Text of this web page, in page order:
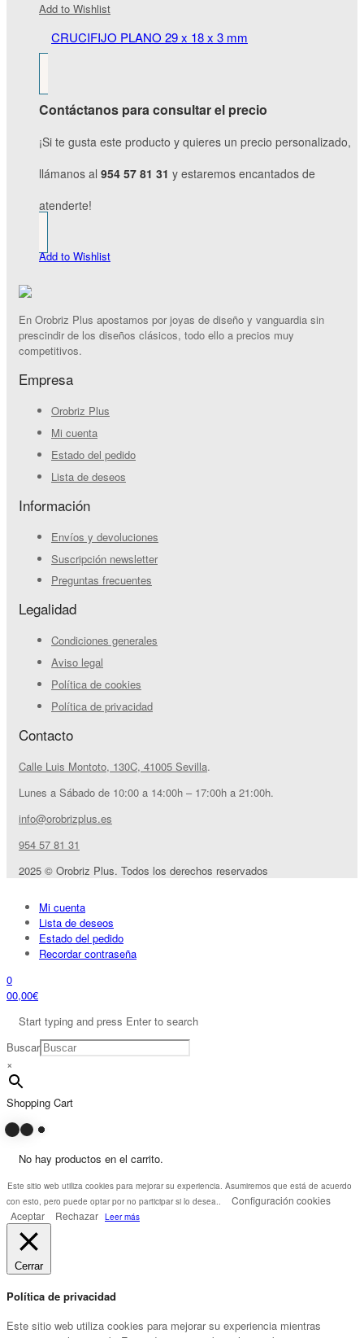
Add to Wishlist
CRUCIFIJO PLANO 29 x 18 x 3 mm
Contáctanos para consultar el precio
¡Si te gusta este producto y quieres un precio personalizado,
llámanos al 954 57 81 31 y estaremos encantados de
atenderte!
Add to Wishlist
En Orobriz Plus apostamos por joyas de diseño y vanguardia sin
prescindir de los diseños clásicos, todo ello a precios muy
competitivos.
Empresa
Orobriz Plus
Mi cuenta
Estado del pedido
Lista de deseos
Información
Envíos y devoluciones
Suscripción newsletter
Preguntas frecuentes
Legalidad
Condiciones generales
Aviso legal
Política de cookies
Política de privacidad
Contacto
Calle Luis Montoto, 130C, 41005 Sevilla.
Lunes a Sábado de 10:00 a 14:00h – 17:00h a 21:00h.
info@orobrizplus.es
954 57 81 31
2025 © Orobriz Plus. Todos los derechos reservados
Mi cuenta
Lista de deseos
Estado del pedido
Recordar contraseña
0
00,00€
Start typing and press Enter to search
Buscar
×
Shopping Cart
No hay productos en el carrito.
Este sitio web utiliza cookies para mejorar su experiencia. Asumiremos que está de acuerdo
con esto, pero puede optar por no participar si lo desea..
Configuración cookies
Aceptar
Rechazar Leer más
Cerrar
Política de privacidad
Este sitio web utiliza cookies para mejorar su experiencia mientras